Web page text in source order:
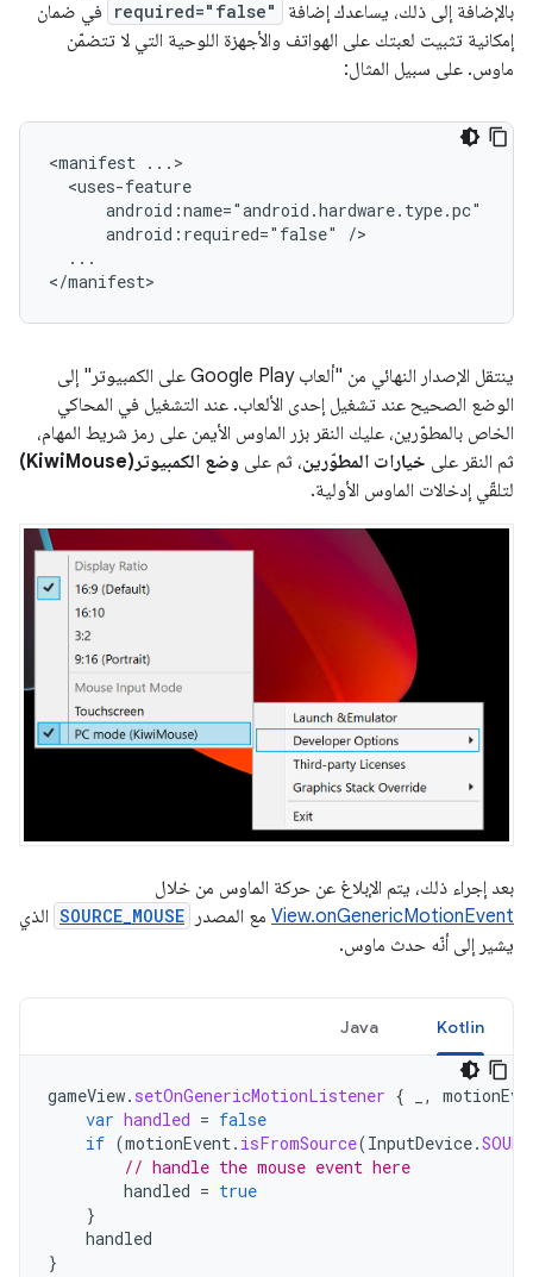
بالإضافة إلى ذلك، يساعدك إضافة
required="false"
في ضمان
إمكانية تثبيت لعبتك على الهواتف والأجهزة اللوحية التي لا تتضمّن
ماوس. على سبيل المثال:
<manifest
android:required="false"
...
ينتقل الإصدار النهائي من "ألعاب Google Play على الكمبيوتر" إلى
الوضع الصحيح عند تشغيل إحدى الألعاب. عند التشغيل في المحاكي
الخاص بالمطوّرين، عليك النقر بزر الماوس الأيمن على رمز شريط المهام،
ثم النقر على خيارات المطوّرين، ثم على وضع الكمبيوتر(KiwiMouse)
لتلقّي إدخالات الماوس الأولية.
بعد إجراء ذلك، يتم الإبلاغ عن حركة الماوس من خلال
View.onGenericMotionEvent مع المصدر SOURCE_MOUSE الذي
يشير إلى أنّه حدث ماوس.
Kotlin
Java
gameView. setOnGenericMotionListener { ,
var handled = false
if (motionEvent. isFromSource(InputDevice.
// handle the mouse event here
handled = true
}
handled
}